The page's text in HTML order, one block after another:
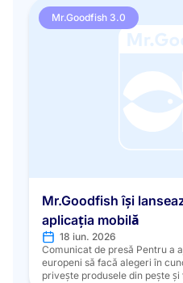
interesate din întregul lanț
[…]
Mr.Goodfish 3.0
Mr.Goodfish își
aplicația mobilă
18 iun. 2026
Comunicat de presă Pentru a
europeni să facă alegeri în
privește produsele din pește